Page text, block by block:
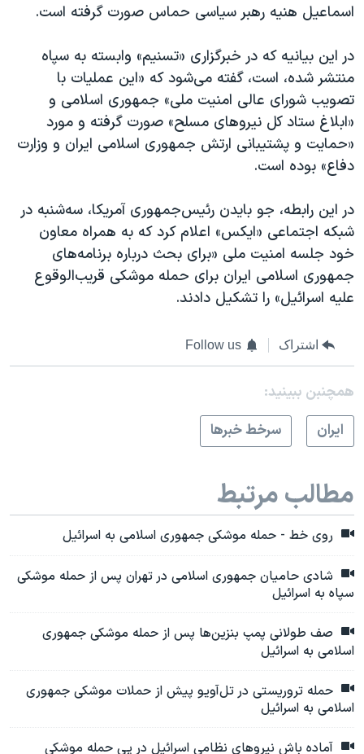
اسماعیل هنیه رهبر سیاسی حماس صورت گرفته است.
در این بیانیه که در خبرگزاری «تسنیم» وابسته به سپاه
منتشر شده، است، گفته می‌شود که «این عملیات با
تصویب شورای عالی امنیت ملی» جمهوری اسلامی و
«ابلاغ ستاد کل نیروهای مسلح» صورت گرفته و مورد
«حمایت و پشتیبانی ارتش جمهوری اسلامی ایران و وزارت
دفاع» بوده است.
در این رابطه، جو بایدن رئیس‌جمهوری آمریکا، سه‌شنبه در
شبکه اجتماعی «ایکس» اعلام کرد که به همراه معاون
خود جلسه امنیت ملی «برای بحث درباره برنامه‌های
جمهوری اسلامی ایران برای حمله موشکی قریب‌الوقوع
علیه اسرائیل» را تشکیل دادند.
اشتراک Follow us
همچنبن ببینید:
ايران
سرخط خبرها
مطالب مرتبط
روی خط - حمله موشکی جمهوری اسلامی به اسرائیل
شادی حامیان جمهوری اسلامی در تهران پس از حمله موشکی
سپاه به اسرائیل
صف طولانی پمپ بنزین‌ها پس از حمله موشکی جمهوری
اسلامی به اسرائیل
حمله تروریستی در تل‌آویو پیش از حملات موشکی جمهوری
اسلامی به اسرائیل
آماده باش نیروهای نظامی اسرائیل در پی حمله موشکی